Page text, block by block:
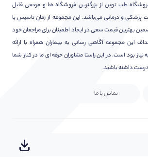
طب نوین از بزرگترین فروشگاه ها و مرجعی قابل
پزشکی و درمانی می‌باشد. این مجموعه از زمان تاسیس با
بهترین قیمت سعی در ایجاد اطمینان برای مراجعان خود
این مجموعه آگاهی رسانی به بیماران همراه با ارائه
بود است. در این راستا مشاوران حرفه ای ما در کنار شما
داشته باشید.
تماس با ما